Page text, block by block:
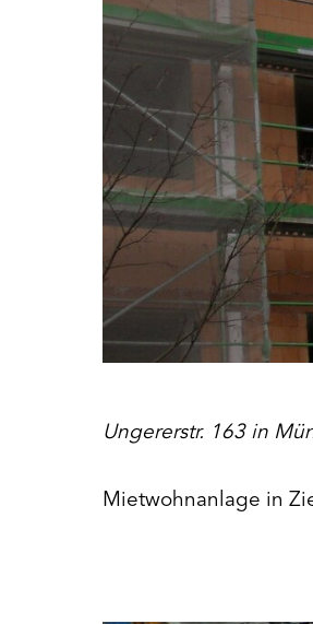
Ungererstr. 163 in
Mietwohnanlage in